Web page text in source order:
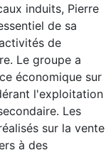
induits, Pierre
de sa
de
Le groupe a
économique sur
l'exploitation
Les
sur la vente
à des